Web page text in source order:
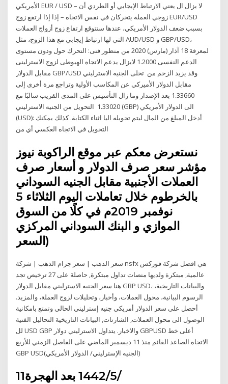
الأمريكي EUR / USD – لا يزال ال يعني الارتباط الإيجابي أو الطردي أن
زوجي العملة يتحركان في نفس الاتجاه – إذا إذا ارتفع زوج EUR/USD
بسبب ضعف الدولار الأمريكي، عندها سنتوقع ارتفاع زوج أزواج العملات
التي لها ارتباط إيجابي مع هذا الزوج، مثل AUD/USD و GBP/USD،
لمعرفة 18 آذار (مارس) 2020 من منظور فنى: التحرك حول ودون مستوى
الدعم النفسى 1.2000 لايزال يدعم الاتجاه الهبوطى لزوج الاسترلينى
مقابل الدولار GBP/USD وقد يزيد الزخم من تخلى الجنيه الاسترليني
مقابل الدولار الأميركي عن المكاسب الأولية وتراجع مرة أخرى إلى
1.33660 بعد الإصدار وما زال التأسيس على المدى القريب سالبًا مع
1.33020 التحويل من الجنيه الاسترليني (GBP) الى الدولار الأمريكي
(USD): أدخل المبلغ من المال ليتم تحويله اليا اثناء الكتابة. كذلك يمكنك
نستعرض معكم عبر موقع الراكوبة نيوز
مؤشر سعر صرف الدولار و أسعار صرف
العملات الأجنبية مقابل الجنيه السوداني
بالخرطوم خلال تعاملات اليوم الثلاثاء 5
نوفمبر 2019م في كلًا من السوق
الموازي و البنك السوداني المركزي
(السعر
سعر الذهب | سعر جرام الذهب | شركة nsfx هي افضل شركة فوركس
عالمية, مبتكرة ولديها منصات تداول مبتكرة, حاصلة على 27 ترخيص تجد
هنا سعر الجنيه الاسترليني مقابل الدولار GBP USD، والبيانات التاريخية،
الرسوم البيانية، محول العملات، وأخبار، وتحليلات لزوج العملة، والمزيد.
أحصل على سعر الدولار أمريكي جنيه إسترليني الحالي وتمتع بامكانية
الوصول الى محول العملات, الشارتات, البيانات التاريخية التحاليل الفنية
لل USD GBP والاخبار. يتداول الاسترليني دولار GBPUSD أعلى خط
الاتجاه الصاعد القائم منذ 11 ديسمبر الماضي على الفاصل الزمني للأربع
GBP USD(الجنيه الإسترليني/ الدولار الأمريكي)
11‏‏/5‏‏/1442 بعد الهجرة